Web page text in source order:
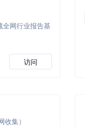
网行业报告基
访问
集）